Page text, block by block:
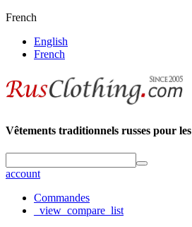
French
English
French
Vêtements traditionnels russes pour
account
Commandes
_view_compare_list